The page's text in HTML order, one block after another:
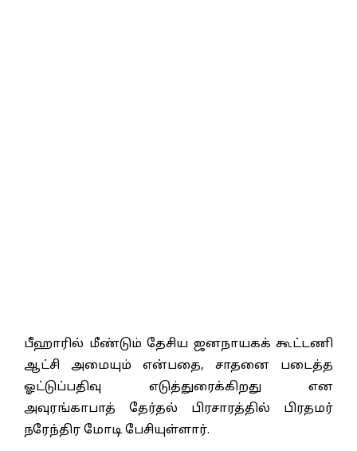
பீஹாரில் மீண்டும் தேசிய ஜனநாயகக் கூட்டணி
ஆட்சி அமையும் என்பதை, சாதனை படைத்த
ஓட்டுப்பதிவு எடுத்துரைக்கிறது என
அவுரங்காபாத் தேர்தல் பிரசாரத்தில் பிரதமர்
நரேந்திர மோடி பேசியுள்ளார்.